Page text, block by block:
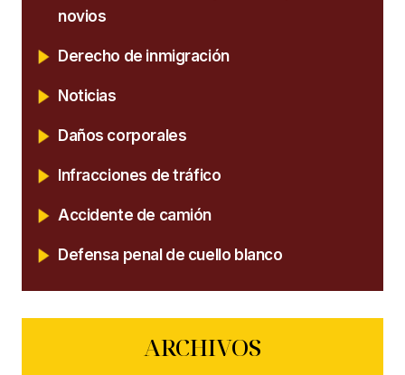
novios
Derecho de inmigración
Noticias
Daños corporales
Infracciones de tráfico
Accidente de camión
Defensa penal de cuello blanco
ARCHIVOS